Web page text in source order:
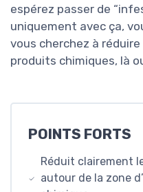
espérez passer de
uniquement avec ça,
vous cherchez à
produits chimiques, là
POINTS FORTS
Réduit clairement
autour de la zone